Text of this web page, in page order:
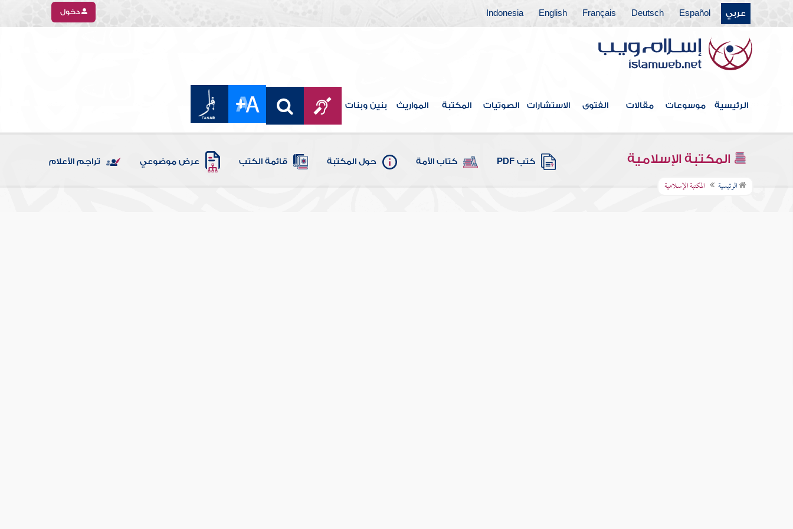
عربي Español
Deutsch
Français
English
Indonesia دخول
الرئيسية موسوعات مقالات الفتوى الاستشارات الصوتيات المكتبة المواريث بنين وبنات
المكتبة الإسلامية كتب PDF كتاب الأمة حول المكتبة قائمة الكتب عرض موضوعي تراجم الأعلام
الرئيسية المكتبة الإسلامية